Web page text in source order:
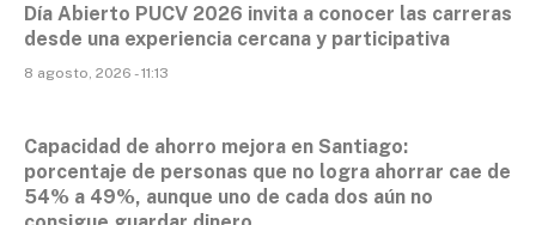
Día Abierto PUCV 2026 invita a conocer las carreras
desde una experiencia cercana y participativa
8 agosto, 2026 - 11:13
Capacidad de ahorro mejora en Santiago:
porcentaje de personas que no logra ahorrar cae de
54% a 49%, aunque uno de cada dos aún no